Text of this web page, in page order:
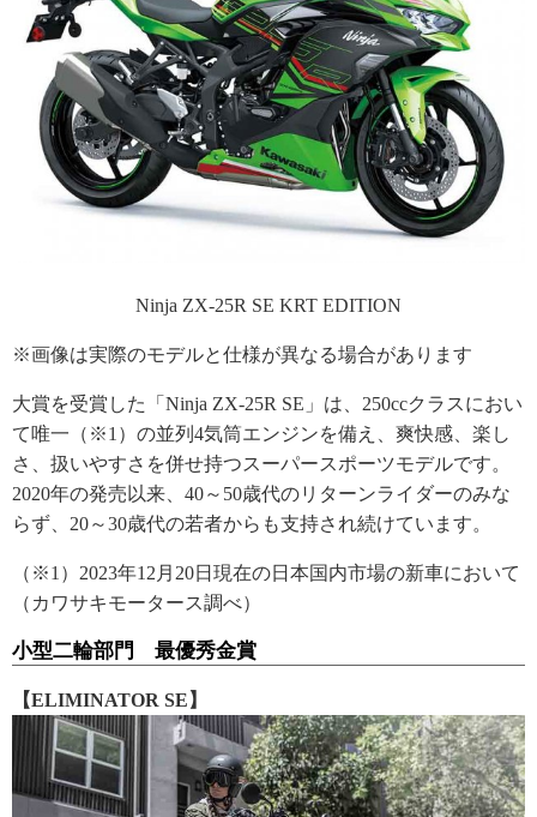
Ninja ZX-25R SE KRT EDITION
※画像は実際のモデルと仕様が異なる場合があります
大賞を受賞した「Ninja ZX-25R SE」は、250ccクラスにおい
て唯一（※1）の並列4気筒エンジンを備え、爽快感、楽し
さ、扱いやすさを併せ持つスーパースポーツモデルです。
2020年の発売以来、40～50歳代のリターンライダーのみな
らず、20～30歳代の若者からも支持され続けています。
（※1）2023年12月20日現在の日本国内市場の新車において
（カワサキモータース調べ）
小型二輪部門 最優秀金賞
【ELIMINATOR SE】